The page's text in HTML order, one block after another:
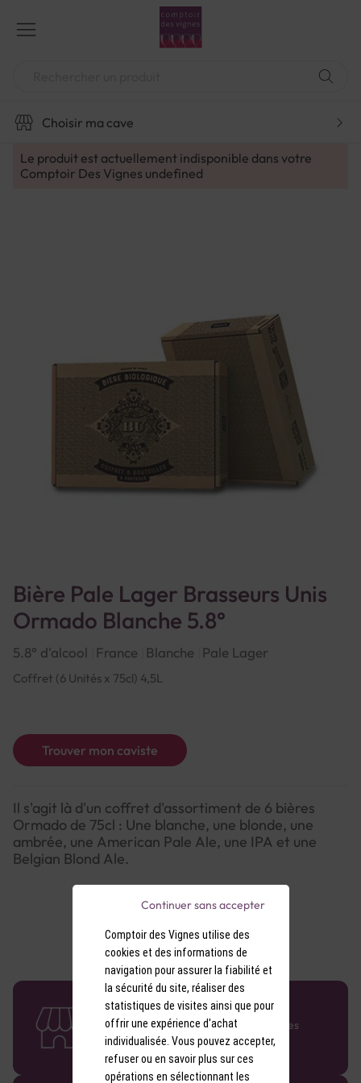
contenu
Choisir ma cave
Le produit est actuellement indisponible dans votre
Comptoir Des Vignes undefined
Bière Pale Lager Brasseurs Unis
Ormado Blanche 5.8°
5.8° d'alcool France Blanche Pale Lager
Coffret (6 Unités x 75cl) 4,5L
Trouver mon caviste
Il s'agit là d'un coffret d'assortiment de 6 bières
Ormado de 75cl : Une blanche, une blonde, une
ambrée, une American Pale Ale, une IPA et une
Belgian Blond Ale.
58 caves en France
Retrouvez le réseau Comptoir des Vignes
partout en France !
Comptoir des Vignes utilise des
cookies et des informations de
navigation pour assurer la fiabilité et
la sécurité du site, réaliser des
statistiques de visites ainsi que pour
offrir une expérience d'achat
individualisée. Vous pouvez accepter,
refuser ou en savoir plus sur ces
opérations en sélectionnant les
Continuer sans accepter